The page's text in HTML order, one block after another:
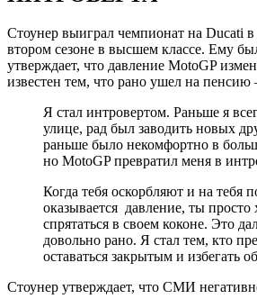
Стоунер выиграл чемпионат на Ducati в
втором сезоне в высшем классе. Ему
утверждает, что давление MotoGP
известен тем, что рано ушел на пенсию
Я стал интровертом. Раньше я
улице, рад был заводить новых
раньше было некомфортно в
но MotoGP превратил меня в
Когда тебя оскорбляют и на тебя
оказывается давление, ты просто
спрятаться в своем коконе. Это
довольно рано. Я стал тем, кто
оставаться закрытым и избегать
Стоунер утверждает, что СМИ